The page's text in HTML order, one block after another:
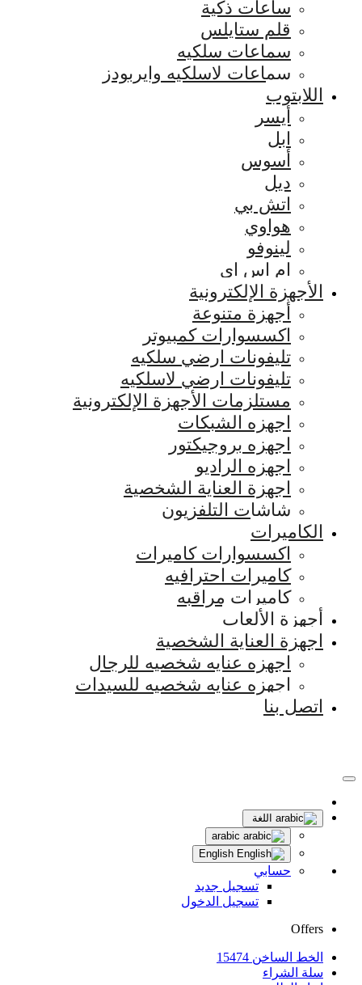
ساعات ذكية
قلم ستايلس
سماعات سلكيه
سماعات لاسلكيه وايربودز
اللابتوب
أيسر
ابل
أسوس
ديل
اتش بي
هواوي
لينوفو
ام اس اي
الأجهزة الإلكترونية
أجهزة متنوعة
اكسسوارات كمبيوتر
تليفونات ارضي سلكيه
تليفونات ارضي لاسلكيه
مستلزمات الأجهزة الإلكترونية
اجهزه الشبكات
اجهزه بروجيكتور
اجهزه الراديو
اجهزة العناية الشخصية
شاشات التلفزيون
الكاميرات
اكسسوارات كاميرات
كاميرات احترافيه
كاميرات مراقبه
أجهزة الألعاب
اجهزة العناية الشخصية
اجهزه عنايه شخصيه للرجال
اجهزه عنايه شخصيه للسيدات
اتصل بنا
اللغة
حسابي
تسجيل جديد
تسجيل الدخول
Offers
الخط الساخن 15474
سلة الشراء